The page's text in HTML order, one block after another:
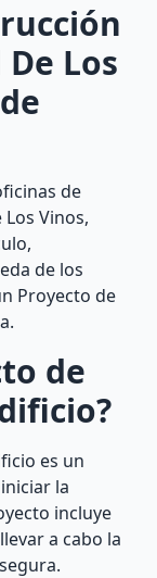
Los
de
Vinos,
de los
Proyecto de
de
es un
la
incluye
a cabo la